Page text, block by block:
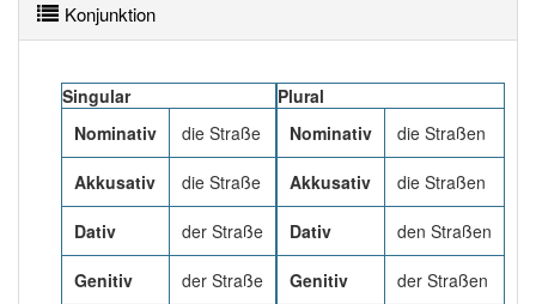
Verlauf zulassen. Mehr lesen
Konjunktion
Singular
Nominativ
die Straße
Akkusativ die Straße
Dativ der Straße
Genitiv der Straße
Plural
Nominativ
die Straßen
Akkusativ die Straßen
Dativ den Straßen
Genitiv der Straßen